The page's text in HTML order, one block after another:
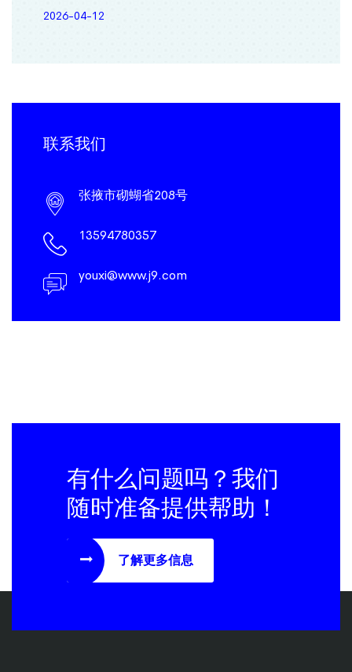
2026-04-12
联系我们
张掖市砌蝴省208号
13594780357
youxi@www.j9.com
有什么问题吗？我们
随时准备提供帮助！
了解更多信息